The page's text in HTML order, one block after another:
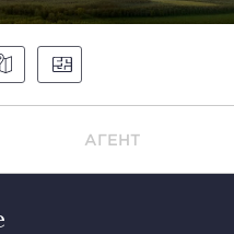
АГЕНТ